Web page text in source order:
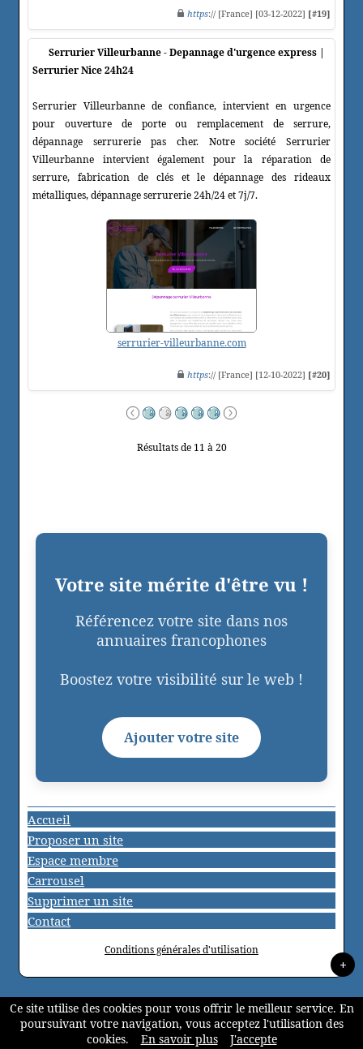
https:// [France] [03-12-2022] [#19]
Serrurier Villeurbanne - Depannage d'urgence express |
Serrurier Nice 24h24
Serrurier Villeurbanne de confiance, intervient en urgence
pour ouverture de porte ou remplacement de serrure,
dépannage serrurerie pas cher. Notre société Serrurier
Villeurbanne intervient également pour la réparation de
serrure, fabrication de clés et le dépannage des rideaux
métalliques, dépannage serrurerie 24h/24 et 7j/7.
serrurier-villeurbanne.com
https:// [France] [12-10-2022] [#20]
Résultats de 11 à 20
Votre site mérite d'être vu !
Référencez votre site dans nos
annuaires francophones
Boostez votre visibilité sur le web !
Ajouter votre site
Accueil
Proposer un site
Espace membre
Carrousel
Supprimer un site
Contact
Conditions générales d'utilisation
+
Ce site utilise des cookies pour vous offrir le meilleur service. En
poursuivant votre navigation, vous acceptez l'utilisation des
cookies.
En savoir plus J'accepte